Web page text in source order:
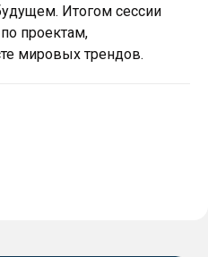
Итогом сессии
проектам,
мировых трендов.